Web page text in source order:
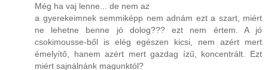
Még ha vaj lenne... de nem az
a gyerekeimnek semmiképp nem adnám ezt a szart, miért
ne lehetne benne jó dolog??? ezt nem értem. A jó
csokimousse-ből is elég egészen kicsi, nem azért mert
émelyítő, hanem azért mert gazdag ízű, koncentrált. Ezt
miért sajnálnánk magunktól?